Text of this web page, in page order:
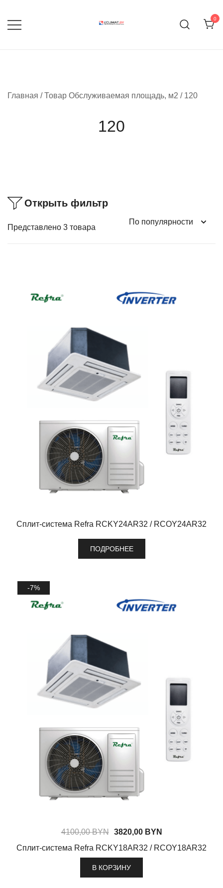
содержимому
0
Главная / Товар Обслуживаемая площадь, м2 / 120
120
Открыть фильтр
Представлено 3 товара
Сплит-система Refra RCKY24AR32 / RCOY24AR32
ПОДРОБНЕЕ
-7%
4100,00BYN 3820,00 BYN
Сплит-система Refra RCKY18AR32 / RCOY18AR32
В КОРЗИНУ